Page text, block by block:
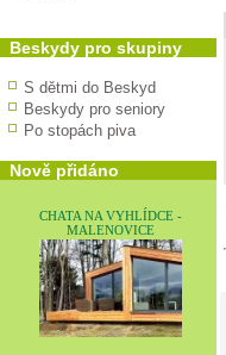
Beskydy pro skupiny
S dětmi do Beskyd
Beskydy pro seniory
Po stopách piva
Nově přidáno
CHATA NA VYHLÍDCE -
MALENOVICE